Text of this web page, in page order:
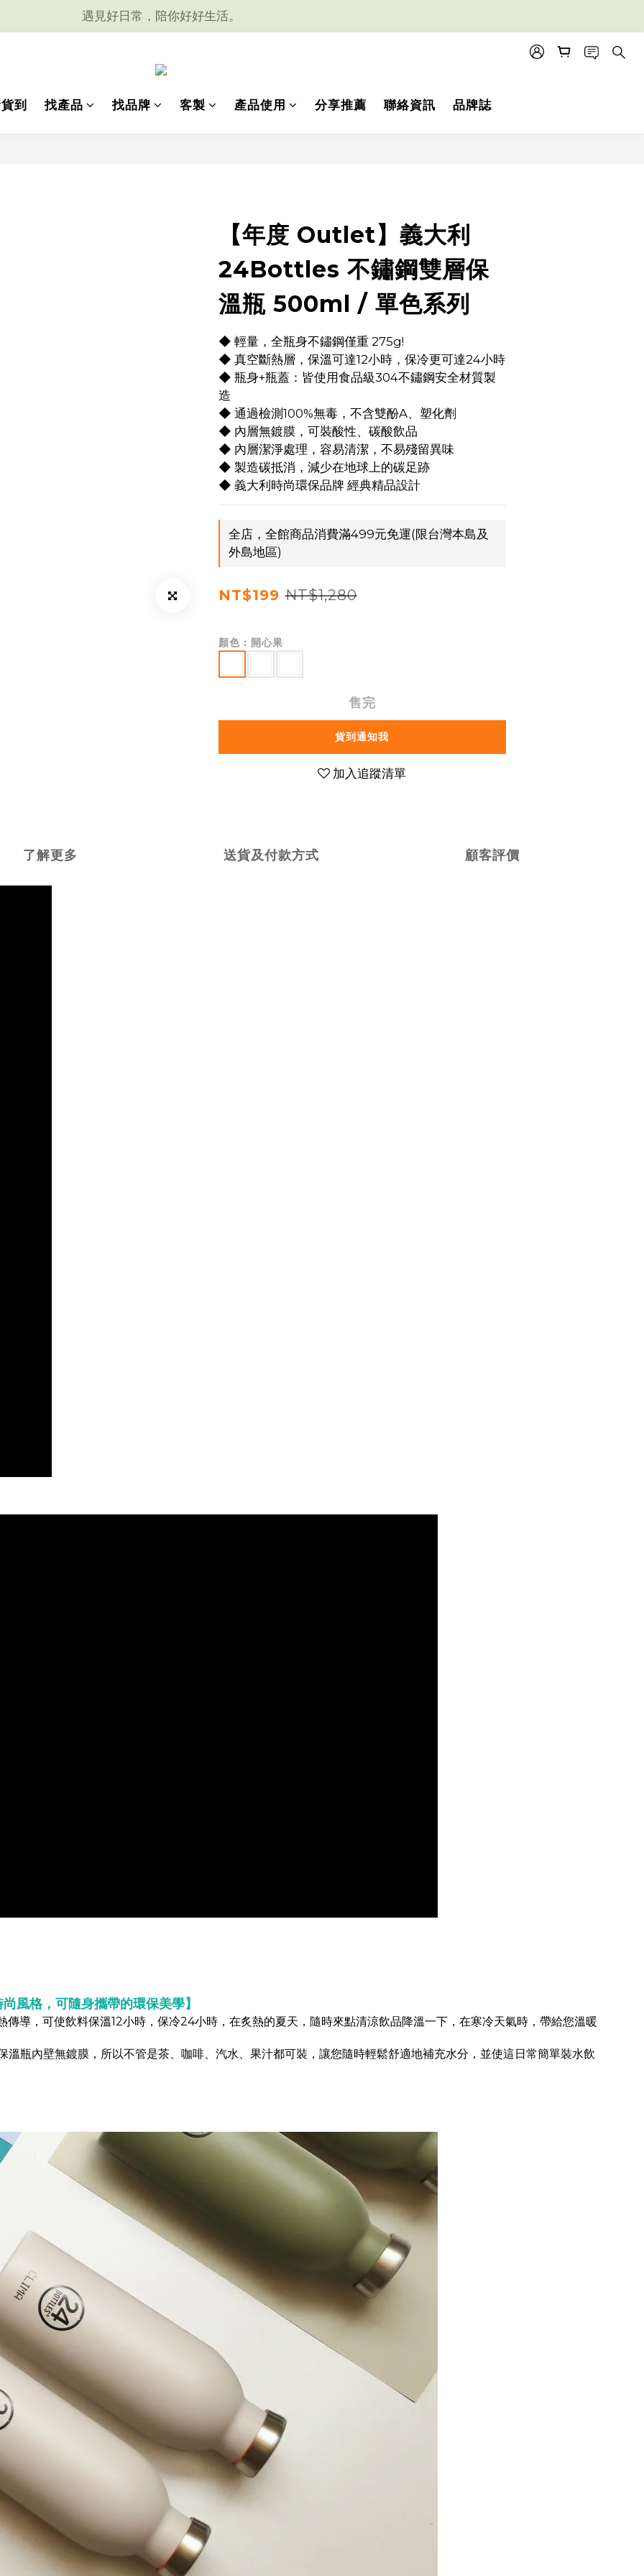
遇見好日常，陪你好好生活。
到 找產品 找品牌 客製 產品使用 分享推薦 聯絡資訊 品牌誌
【年度 Outlet】義大利
24Bottles 不鏽鋼雙層保
溫瓶 500ml / 單色系列
◆ 輕量，全瓶身不鏽鋼僅重 275g!
◆ 真空斷熱層，保溫可達12小時，保冷更可達24小時
◆ 瓶身+瓶蓋：皆使用食品級304不鏽鋼安全材質製
造
◆ 通過檢測100%無毒，不含雙酚A、塑化劑
◆ 內層無鍍膜，可裝酸性、碳酸飲品
◆ 內層潔淨處理，容易清潔，不易殘留異味
◆ 製造碳抵消，減少在地球上的碳足跡
◆ 義大利時尚環保品牌 經典精品設計
全店，全館商品消費滿499元免運(限台灣本島及
外島地區)
NT$199 NT$1,280
顏色 : 開心果
售完
貨到通知我
加入追蹤清單
了解更多 送貨及付款方式 顧客評價
風格，可隨身攜帶的環保美學】
導，可使飲料保溫12小時，保冷24小時，在炙熱的夏天，隨時來點清涼飲品降溫一下，在寒冷天氣時，帶給您溫暖
瓶內壁無鍍膜，所以不管是茶、咖啡、汽水、果汁都可裝，讓您隨時輕鬆舒適地補充水分，並使這日常簡單裝水飲